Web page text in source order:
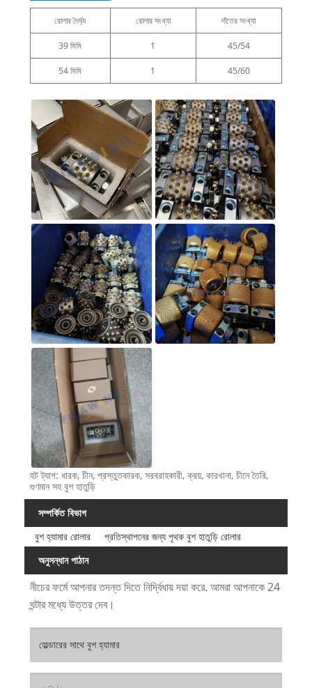
রোলার দৈর্ঘ্য রোলার সংখ্যা দাঁতের সংখ্যা
39 মিমি 1 45/54
54 মিমি 1 45/60
হট ট্যাগ: ধারক, চীন, প্রস্তুতকারক, সরবরাহকারী, ক্রয়, কারখানা, চীনে তৈরি,
গুণমান সহ বুশ হাতুড়ি
সম্পর্কিত বিভাগ
বুশ হ্যামার রোলার
প্রতিস্থাপনের জন্য পৃথক বুশ হাতুড়ি রোলার
অনুসন্ধান পাঠান
নীচের ফর্মে আপনার তদন্ত দিতে নির্দ্বিধায় দয়া করে. আমরা আপনাকে 24
ঘন্টার মধ্যে উত্তর দেব।